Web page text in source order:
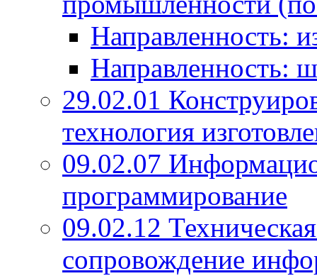
Направленность:
Направленность:
29.02.01
технология
09.02.07
программирование
09.02.12
сопровождение